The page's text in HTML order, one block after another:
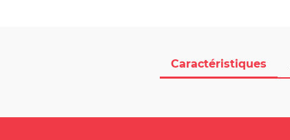
Caractéristiques